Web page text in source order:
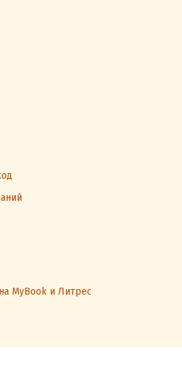
MyBook и Литрес